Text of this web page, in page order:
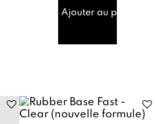
flexibilité
absorbe les
ongles ...
Ajouter au panier